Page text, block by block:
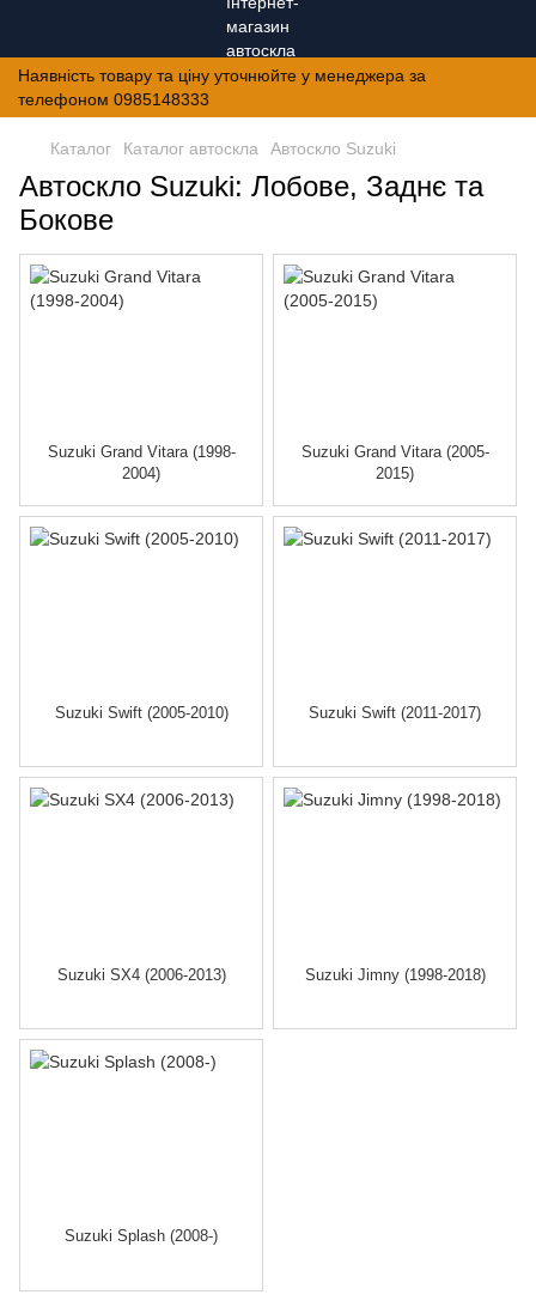
Наявність товару та ціну уточнюйте у менеджера за
телефоном 0985148333
Каталог Каталог автоскла Автоскло Suzuki
Автоскло Suzuki: Лобове, Заднє та
Бокове
Suzuki Grand Vitara (1998-
2004)
Suzuki Grand Vitara (2005-
2015)
Suzuki Swift (2005-2010) Suzuki Swift (2011-2017)
Suzuki SX4 (2006-2013) Suzuki Jimny (1998-2018)
Suzuki Splash (2008-)